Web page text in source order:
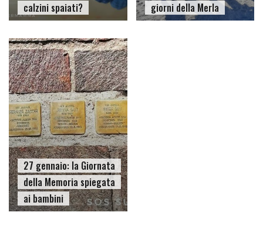
calzini spaiati?
giorni della Merla
27 gennaio: la Giornata
della Memoria spiegata
ai bambini